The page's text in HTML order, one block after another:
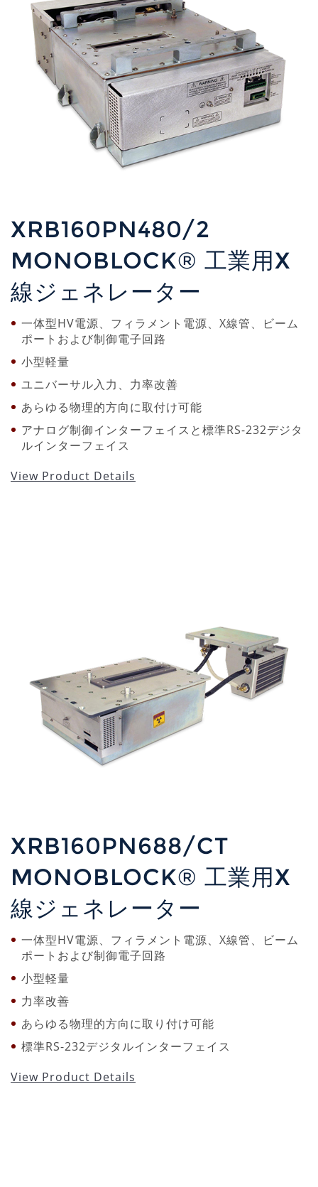
XRB160PN480/2
MONOBLOCK® 工業用X
線ジェネレーター
一体型HV電源、フィラメント電源、X線管、ビーム
ポートおよび制御電子回路
小型軽量
ユニバーサル入力、力率改善
あらゆる物理的方向に取付け可能
アナログ制御インターフェイスと標準RS-232デジタ
ルインターフェイス
View Product Details
XRB160PN688/CT
MONOBLOCK® 工業用X
線ジェネレーター
一体型HV電源、フィラメント電源、X線管、ビーム
ポートおよび制御電子回路
小型軽量
力率改善
あらゆる物理的方向に取り付け可能
標準RS-232デジタルインターフェイス
View Product Details